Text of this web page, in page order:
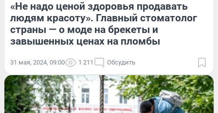
«Не надо ценой здоровья продавать
людям красоту». Главный стоматолог
страны — о моде на брекеты и
завышенных ценах на пломбы
31 мая, 2024, 09:00 1 211 Обсудить